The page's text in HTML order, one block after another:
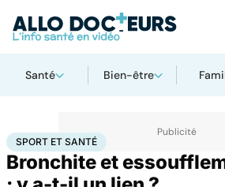
Santé Bien-être
AccueilBien-êtreSport santé Sport et santé
SPORT ET SANTÉ
Bronchite et